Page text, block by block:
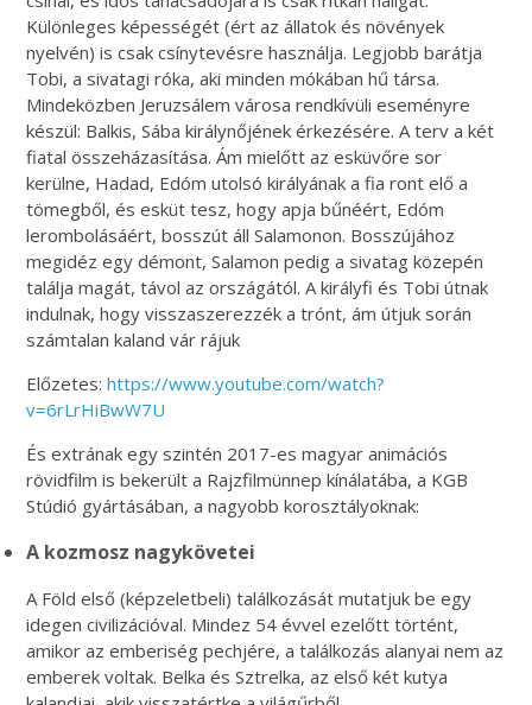
Különleges képességét (ért az állatok és növények
nyelvén) is csak csínytevésre használja. Legjobb barátja
Tobi, a sivatagi róka, aki minden mókában hű társa.
Mindeközben Jeruzsálem városa rendkívüli eseményre
készül: Balkis, Sába királynőjének érkezésére. A terv a két
fiatal összeházasítása. Ám mielőtt az esküvőre sor
kerülne, Hadad, Edóm utolsó királyának a fia ront elő a
tömegből, és esküt tesz, hogy apja bűnéért, Edóm
lerombolásáért, bosszút áll Salamonon. Bosszújához
megidéz egy démont, Salamon pedig a sivatag közepén
találja magát, távol az országától. A királyfi és Tobi útnak
indulnak, hogy visszaszerezzék a trónt, ám útjuk során
számtalan kaland vár rájuk
Előzetes:https://www.youtube.com/watch?
v=6rLrHiBwW7U
És extrának egy szintén 2017-es magyar animációs
rövidfilm is bekerült a Rajzfilmünnep kínálatába, a KGB
Stúdió gyártásában, a nagyobb korosztályoknak:
A kozmosz nagykövetei
A Föld első (képzeletbeli) találkozását mutatjuk be egy
idegen civilizációval. Mindez 54 évvel ezelőtt történt,
amikor az emberiség pechjére, a találkozás alanyai nem az
emberek voltak. Belka és Sztrelka, az első két kutya